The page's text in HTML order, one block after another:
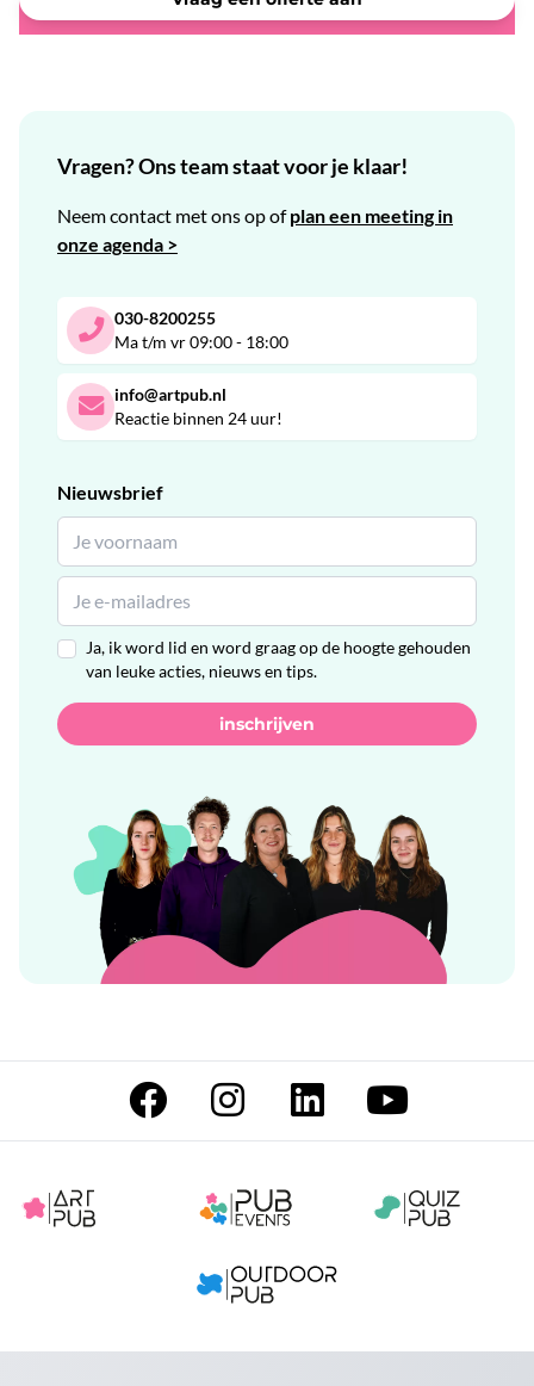
Vragen? Ons team staat voor je klaar!
Neem contact met ons op ofplan een meeting in
onze agenda >
030-8200255
Ma t/m vr 09:00 - 18:00
info@artpub.nl
Reactie binnen 24 uur!
Nieuwsbrief
Ja, ik word lid en word graag op de hoogte gehouden
van leuke acties, nieuws en tips.